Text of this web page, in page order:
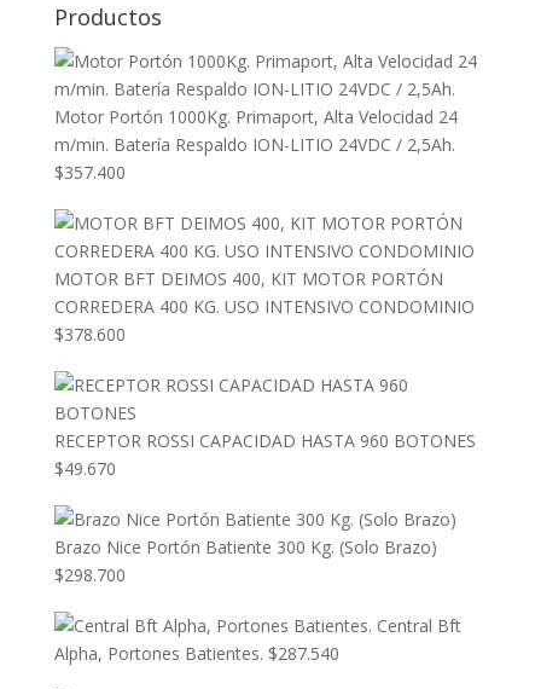
Productos
Motor Portón 1000Kg. Primaport, Alta Velocidad 24
m/min. Batería Respaldo ION-LITIO 24VDC / 2,5Ah.
$357.400
MOTOR BFT DEIMOS 400, KIT MOTOR PORTÓN
CORREDERA 400 KG. USO INTENSIVO CONDOMINIO
$378.600
RECEPTOR ROSSI CAPACIDAD HASTA 960 BOTONES
$49.670
Brazo Nice Portón Batiente 300 Kg. (Solo Brazo)
$298.700
Central Bft
Alpha, Portones Batientes. $287.540